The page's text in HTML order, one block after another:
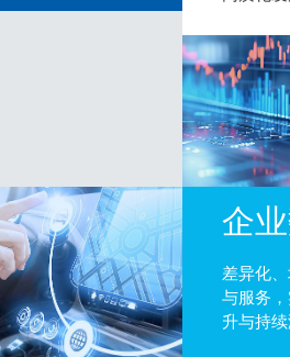
企
差异化
与服务
升与持